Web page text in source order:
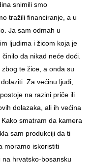
snimili smo
tražili financiranje, a u
Ja sam odmah u
ljudima i žicom koja je
da nikad neće doći.
te žice, a onda su
Za većinu ljudi,
na razini priče ili
dolazaka, ali ih većina
smatram da kamera
sam produkciji da ti
moramo iskoristiti
hrvatsko-bosansku